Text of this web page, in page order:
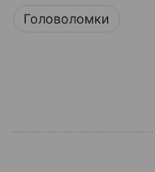
Головоломки